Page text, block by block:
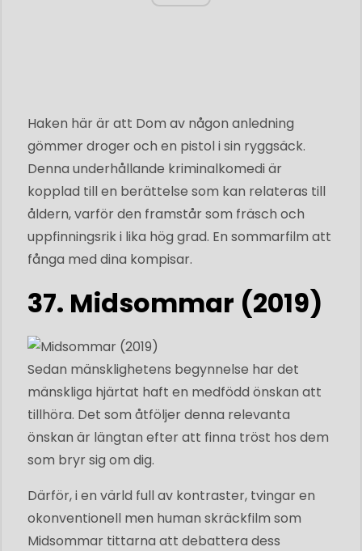
Haken här är att Dom av någon anledning
gömmer droger och en pistol i sin ryggsäck.
Denna underhållande kriminalkomedi är
kopplad till en berättelse som kan relateras till
åldern, varför den framstår som fräsch och
uppfinningsrik i lika hög grad. En sommarfilm att
fånga med dina kompisar.
37. Midsommar (2019)
Sedan mänsklighetens begynnelse har det
mänskliga hjärtat haft en medfödd önskan att
tillhöra. Det som åtföljer denna relevanta
önskan är längtan efter att finna tröst hos dem
som bryr sig om dig.
Därför, i en värld full av kontraster, tvingar en
okonventionell men human skräckfilm som
Midsommar tittarna att debattera dess